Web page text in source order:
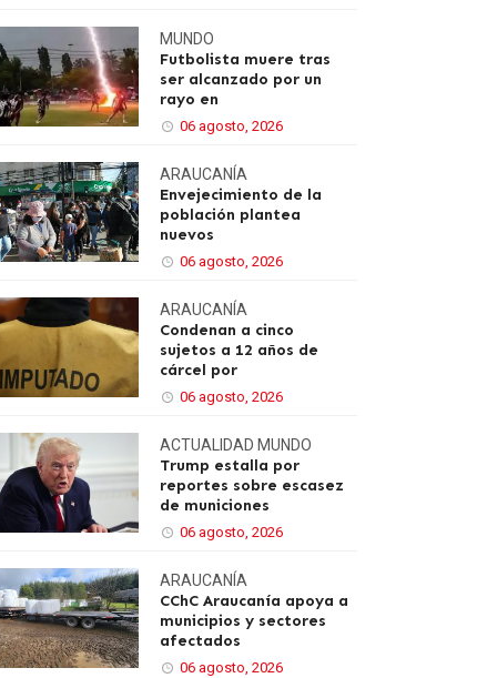
MUNDO
Futbolista muere tras
ser alcanzado por un
rayo en
06 agosto, 2026
ARAUCANÍA
Envejecimiento de la
población plantea
nuevos
06 agosto, 2026
ARAUCANÍA
Condenan a cinco
sujetos a 12 años de
cárcel por
06 agosto, 2026
ACTUALIDAD MUNDO
Trump estalla por
reportes sobre escasez
de municiones
06 agosto, 2026
ARAUCANÍA
CChC Araucanía apoya a
municipios y sectores
afectados
06 agosto, 2026